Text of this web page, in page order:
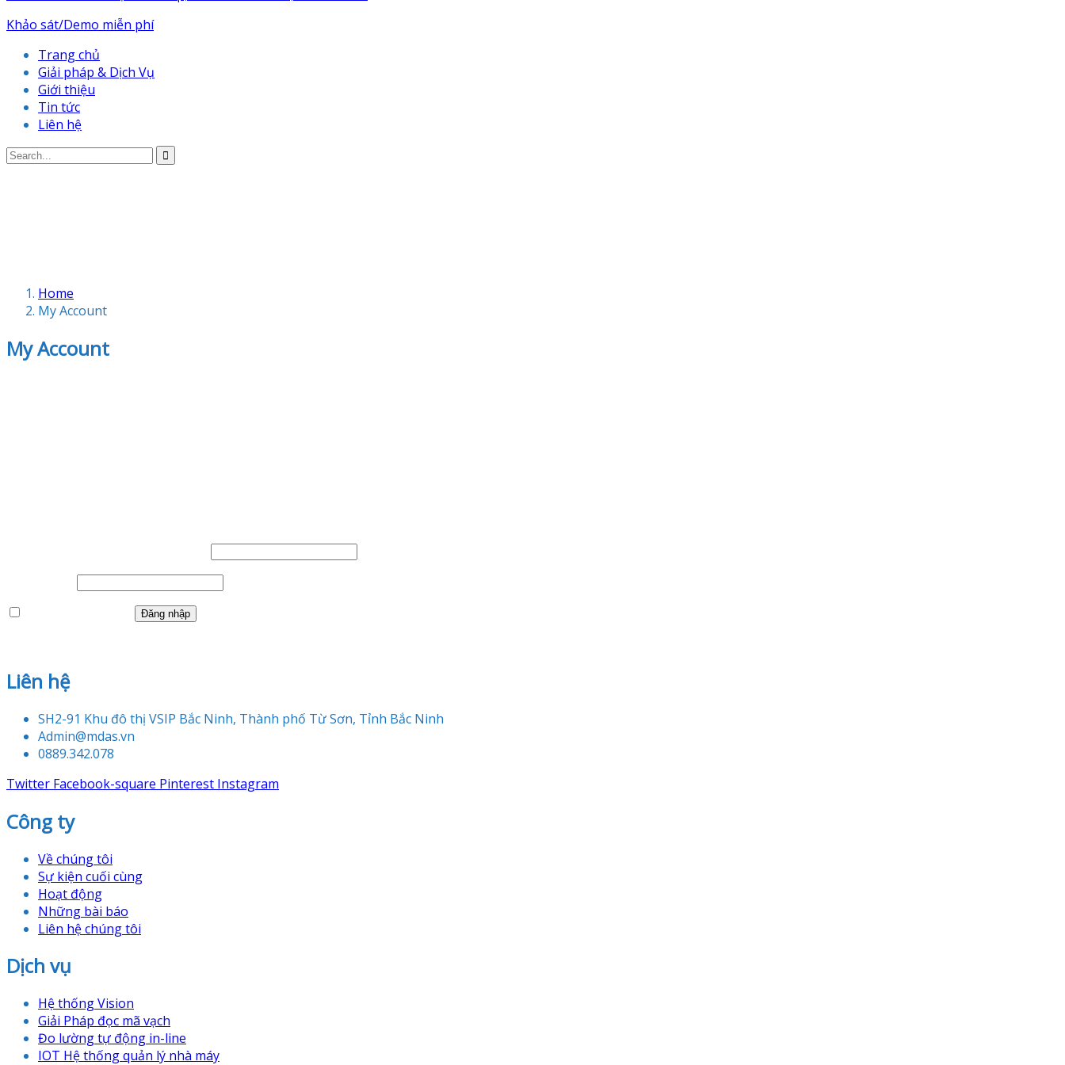
Khảo sát/Demo miễn phí
Trang chủ
Giải pháp & Dịch Vụ
Giới thiệu
Tin tức
Liên hệ
Home
My Account
My Account
Đăng nhập
Liên hệ
SH2-91 Khu đô thị VSIP Bắc Ninh, Thành phố Từ Sơn, Tỉnh Bắc Ninh
Admin@mdas.vn
0889.342.078
Twitter Facebook-square Pinterest Instagram
Công ty
Về chúng tôi
Sự kiện cuối cùng
Hoạt động
Những bài báo
Liên hệ chúng tôi
Dịch vụ
Hệ thống Vision
Giải Pháp đọc mã vạch
Đo lường tự động in-line
IOT Hệ thống quản lý nhà máy